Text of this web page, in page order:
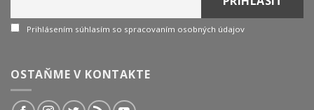
Prihlásením súhlasím so spracovaním osobných údajov
OSTAŇME V KONTAKTE